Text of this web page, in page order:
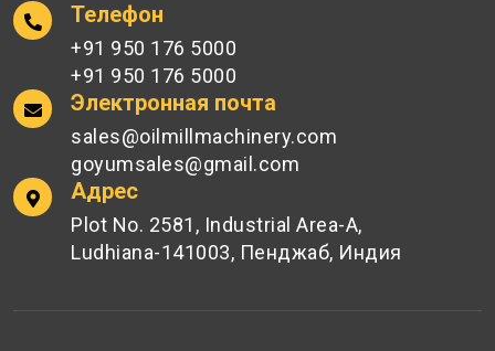
Телефон
+91 950 176 5000
+91 950 176 5000
Электронная почта
sales@oilmillmachinery.com
goyumsales@gmail.com
Адрес
Plot No. 2581, Industrial Area-A,
Ludhiana-141003, Пенджаб, Индия